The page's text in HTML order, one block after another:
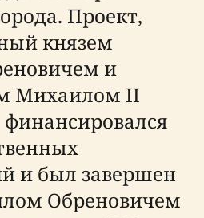
Проект,
князем
и
Михаилом II
и был завершен
Обреновичем